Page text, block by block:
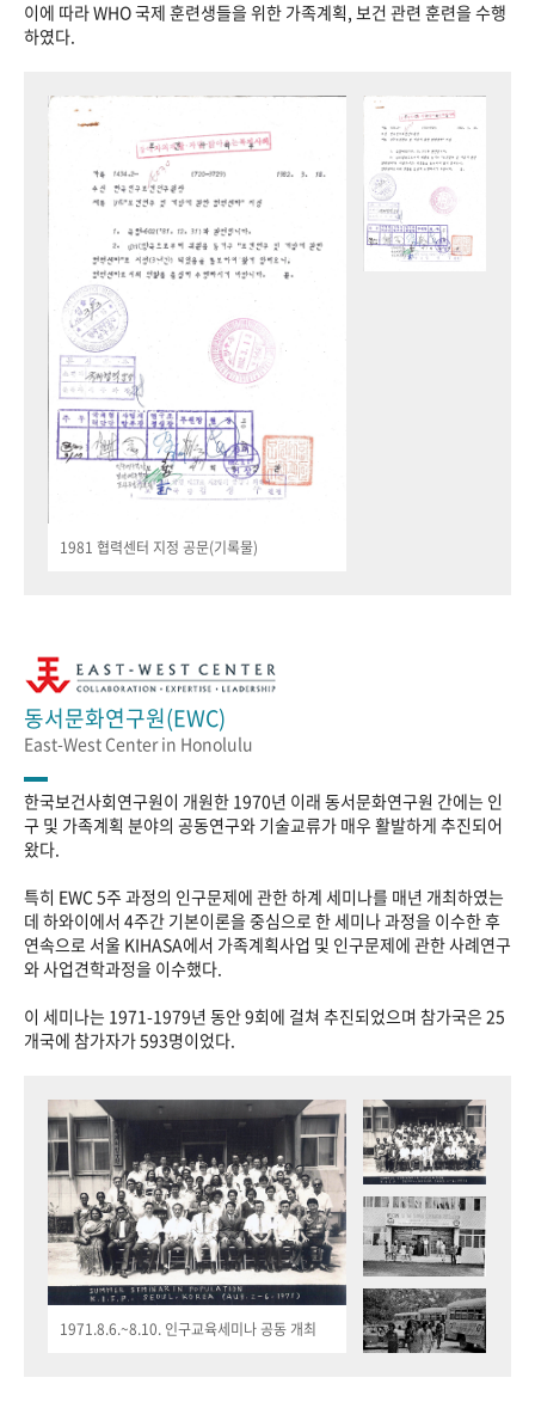
이에 따라 WHO 국제 훈련생들을 위한 가족계획, 보건 관련 훈련을 수행
하였다.
1981 협력센터 지정 공문(기록물)
동서문화연구원(EWC)
East-West Center in Honolulu
한국보건사회연구원이 개원한 1970년 이래 동서문화연구원 간에는 인
구 및 가족계획 분야의 공동연구와 기술교류가 매우 활발하게 추진되어
왔다.
특히 EWC 5주 과정의 인구문제에 관한 하계 세미나를 매년 개최하였는
데 하와이에서 4주간 기본이론을 중심으로 한 세미나 과정을 이수한 후
연속으로 서울 KIHASA에서 가족계획사업 및 인구문제에 관한 사례연구
와 사업견학과정을 이수했다.
이 세미나는 1971-1979년 동안 9회에 걸쳐 추진되었으며 참가국은 25
개국에 참가자가 593명이었다.
1971.8.6.~8.10. 인구교육세미나 공동 개최